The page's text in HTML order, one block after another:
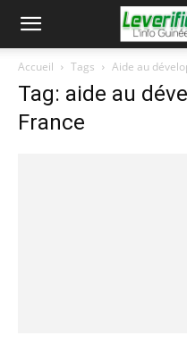
Accueil Tags Aide au
Tag: aide au
France